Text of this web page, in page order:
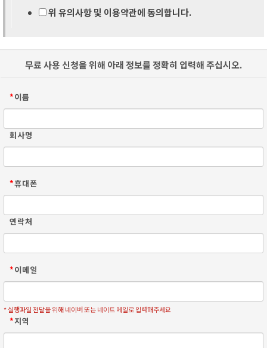
위 유의사항 및 이용약관에 동의합니다.
무료 사용 신청을 위해 아래 정보를 정확히 입력해 주십시오.
*이름
회사명
*휴대폰
연락처
*이메일
* 실행파일 전달을 위해 네이버 또는 네이트 메일로 입력해주세요
*지역